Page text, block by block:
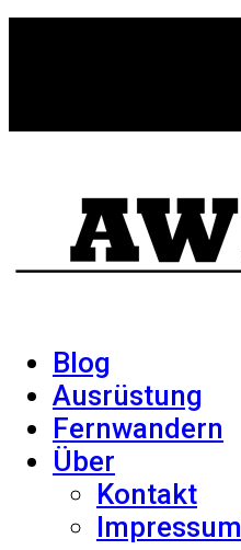
Blog
Ausrüstung
Fernwandern
Über
Kontakt
Impressum